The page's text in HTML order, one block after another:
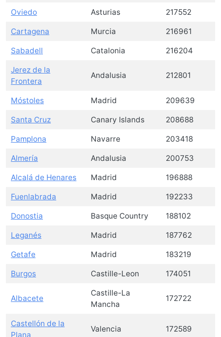
Oviedo Asturias 217552
Cartagena Murcia 216961
Sabadell Catalonia 216204
Jerez de la
Frontera
Andalusia 212801
Móstoles Madrid 209639
Santa Cruz Canary Islands 208688
Pamplona Navarre 203418
Almería Andalusia 200753
Alcalá de Henares Madrid 196888
Fuenlabrada Madrid 192233
Donostia Basque Country 188102
Leganés Madrid 187762
Getafe Madrid 183219
Burgos Castille-Leon 174051
Albacete
Castille-La
Mancha
172722
Castellón de la
Plana
Valencia 172589